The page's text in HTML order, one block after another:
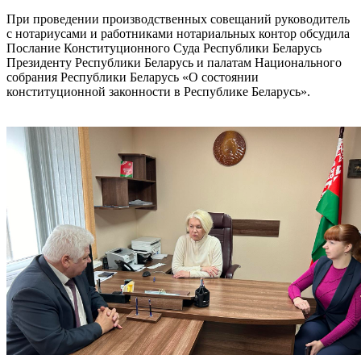
При проведении производственных совещаний руководитель
с нотариусами и работниками нотариальных контор обсудила
Послание Конституционного Суда Республики Беларусь
Президенту Республики Беларусь и палатам Национального
собрания Республики Беларусь «О состоянии
конституционной законности в Республике Беларусь».